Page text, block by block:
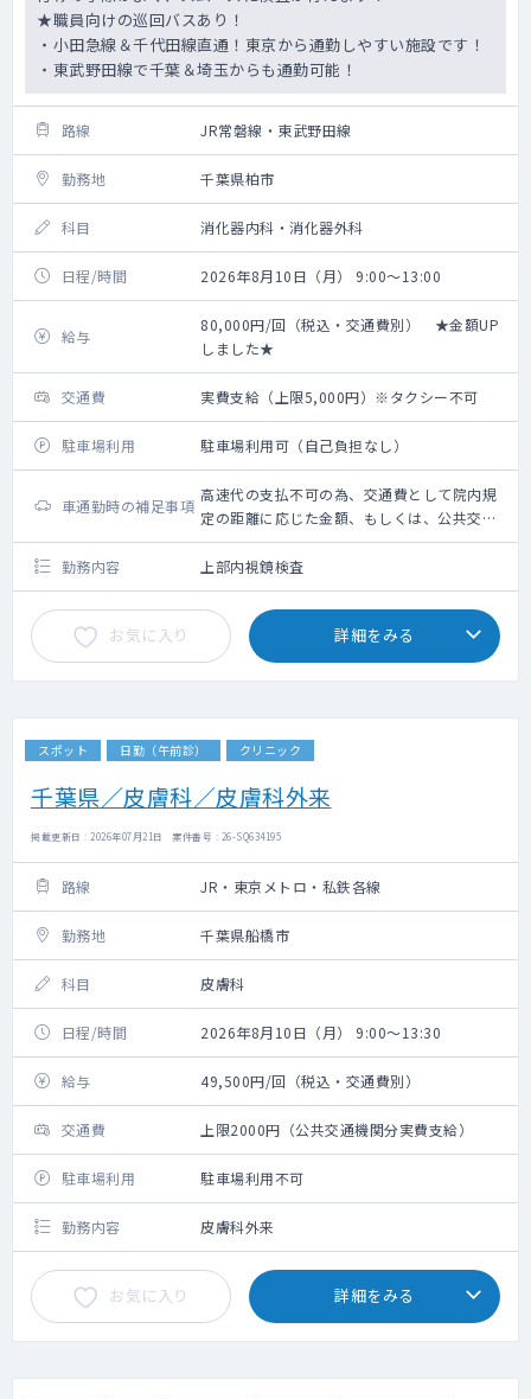
★職員向けの巡回バスあり！
・小田急線＆千代田線直通！東京から通勤しやすい施設です！
・東武野田線で千葉＆埼玉からも通勤可能！
路線 JR常磐線・東武野田線
勤務地 千葉県柏市
科目 消化器内科・消化器外科
日程/時間 2026年8月10日（月） 9:00～13:00
給与
80,000円/回（税込・交通費別） ★金額UP
しました★
交通費 実費支給（上限5,000円）※タクシー不可
駐車場利用 駐車場利用可（自己負担なし）
車通勤時の補足事項
高速代の支払不可の為、交通費として院内規
定の距離に応じた金額、もしくは、公共交通
機関分に換算した金額をお選びいただけます
勤務内容
上部内視鏡検査
お気に入り 詳細をみる
スポット 日勤（午前診） クリニック
千葉県／皮膚科／皮膚科外来
掲載更新日 : 2026年07月21日 案件番号 : 26-SQ634195
路線 JR・東京メトロ・私鉄各線
勤務地 千葉県船橋市
科目 皮膚科
日程/時間 2026年8月10日（月） 9:00～13:30
給与 49,500円/回（税込・交通費別）
交通費 上限2000円（公共交通機関分実費支給）
駐車場利用 駐車場利用不可
勤務内容 皮膚科外来
お気に入り 詳細をみる